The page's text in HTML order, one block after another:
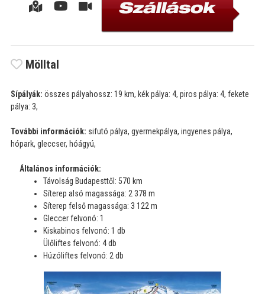
Mölltal
Sípályák: összes pályahossz: 19 km, kék pálya: 4, piros pálya: 4, fekete
pálya: 3,
További információk: sifutó pálya, gyermekpálya, ingyenes pálya,
hópark, gleccser, hóágyú,
Általános információk:
Távolság Budapesttől: 570 km
Síterep alsó magassága: 2 378 m
Síterep felső magassága: 3 122 m
Gleccer felvonó: 1
Kiskabinos felvonó: 1 db
Ülőliftes felvonó: 4 db
Húzóliftes felvonó: 2 db